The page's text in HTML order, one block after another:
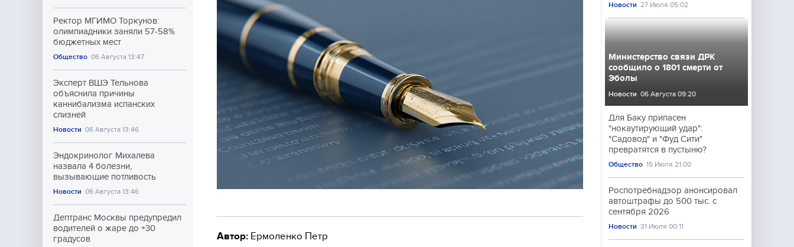
Ректор МГИМО Торкунов:
олимпиадники заняли 57-58%
бюджетных мест
Общество 06 Августа 13:47
Эксперт ВШЭ Тельнова
объяснила причины
каннибализма испанских
слизней
Новости 06 Августа 13:46
Эндокринолог Михалева
назвала 4 болезни,
вызывающие потливость
Новости 06 Августа 13:46
Дептранс Москвы предупредил
водителей о жаре до +30
градусов
Автор: Ермоленко Петр
Новости 27 Июля 05:02
Министерство связи ДРК
сообщило о 1801 смерти от
Эболы
Новости 06 Августа 09:20
Для Баку припасен
"нокаутирующий удар":
"Садовод" и "Фуд Сити"
превратятся в пустыню?
Общество 15 Июля 21:00
Роспотребнадзор анонсировал
автоштрафы до 500 тыс. с
сентября 2026
Новости 31 Июля 00:11